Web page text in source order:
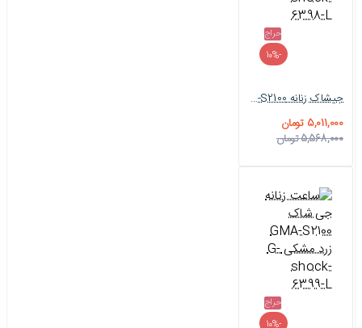
حراج
-10%
جیشاک زنانه GMA-S2100 سبز فسفری G-shock-6398-L
5,011,000 تومان
5,568,000 تومان
حراج
-10%